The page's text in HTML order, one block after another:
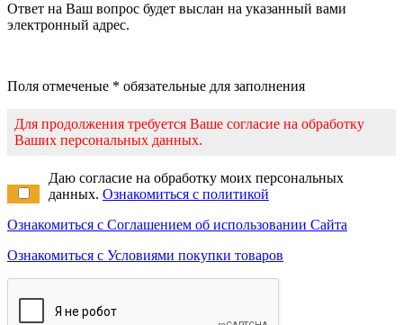
Ответ на Ваш вопрос будет выслан на указанный вами
электронный адрес.
Поля отмеченые * обязательные для заполнения
Для продолжения требуется Ваше согласие на обработку
Ваших персональных данных.
Даю согласие на обработку моих персональных
данных. Ознакомиться с политикой
Ознакомиться с Соглашением об использовании Сайта
Ознакомиться с Условиями покупки товаров